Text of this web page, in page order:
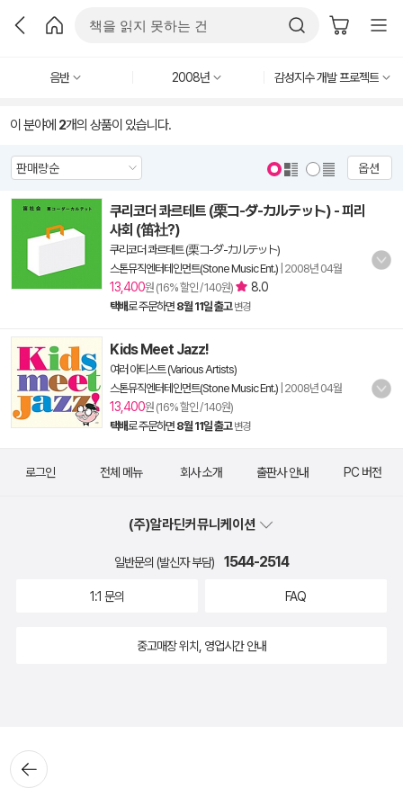
음반 2008년 감성지수 개발 프로젝트
이 분야에 2개의 상품이 있습니다.
옵션
쿠리코더 콰르테트 (栗コ-ダ-カルテット) - 피리
사회 (笛社?)
쿠리코더 콰르테트 (栗コ-ダ-カルテット)
스톤뮤직엔터테인먼트(Stone Music Ent.) 2008년 04월
13,400원 (16% 할인 / 140원) 8.0
택배로 주문하면 8월 11일 출고 변경
Kids Meet Jazz!
여러 아티스트 (Various Artists)
스톤뮤직엔터테인먼트(Stone Music Ent.) 2008년 04월
13,400원 (16% 할인 / 140원)
택배로 주문하면 8월 11일 출고 변경
뒤로가
기
로그인 전체 메뉴 회사 소개 출판사 안내 PC 버전
(주)알라딘커뮤니케이션
일반문의 (발신자 부담) 1544-2514
1:1 문의 FAQ
중고매장 위치, 영업시간 안내